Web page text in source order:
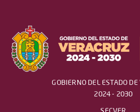
GOBIERNO DEL ESTADO DE
2024 - 2030